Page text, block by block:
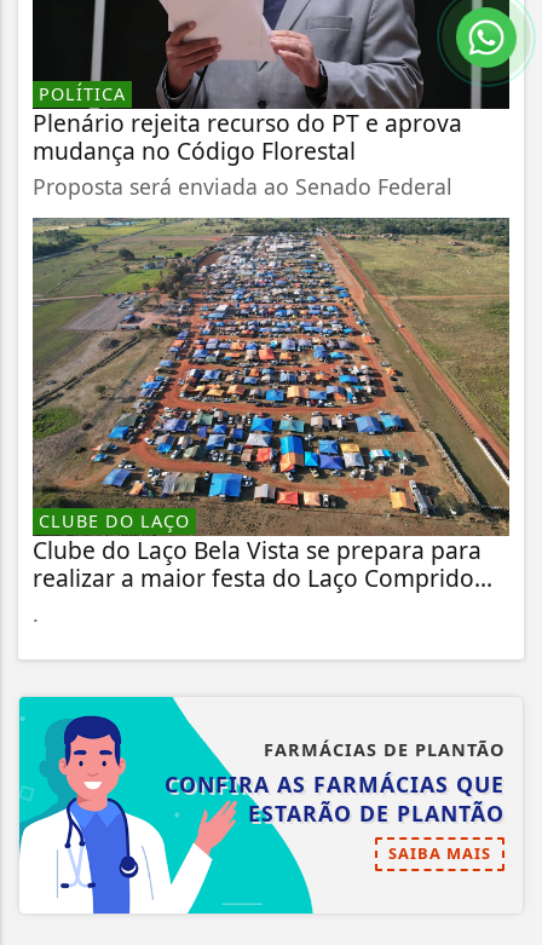
POLÍTICA
Plenário rejeita recurso do PT e aprova
mudança no Código Florestal
Proposta será enviada ao Senado Federal
CLUBE DO LAÇO
Clube do Laço Bela Vista se prepara para
realizar a maior festa do Laço Comprido...
.
FARMÁCIAS DE PLANTÃO
CONFIRA AS FARMÁCIAS QUE
ESTARÃO DE PLANTÃO
SAIBA MAIS